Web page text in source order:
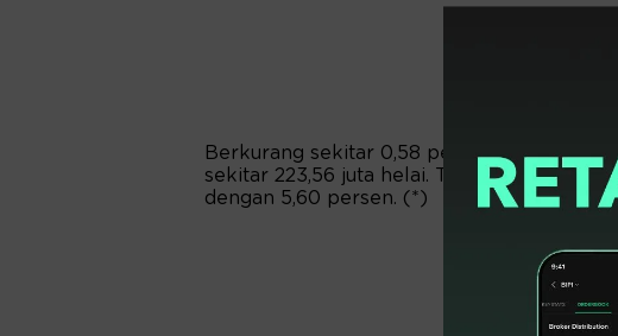
Berkurang sekitar 0,58 persen dari
sekitar 223,56 juta helai. Tumpukan saham
dengan 5,60 persen. (*)